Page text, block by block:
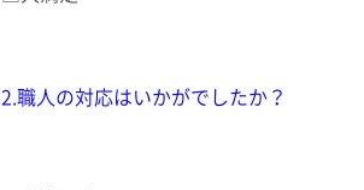
2.職人の対応はいかがでしたか？